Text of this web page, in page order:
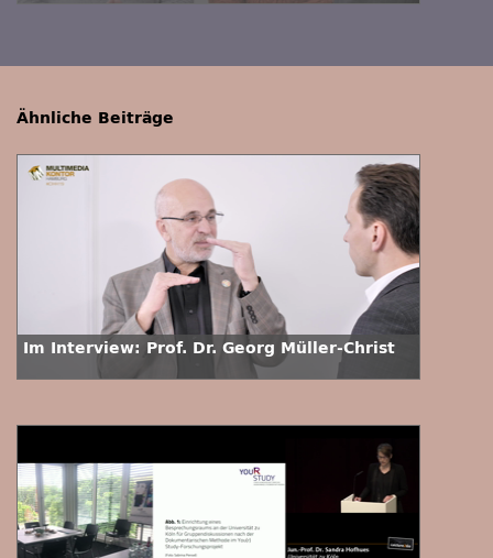
Ähnliche Beiträge
Im Interview: Prof. Dr. Georg Müller-Christ